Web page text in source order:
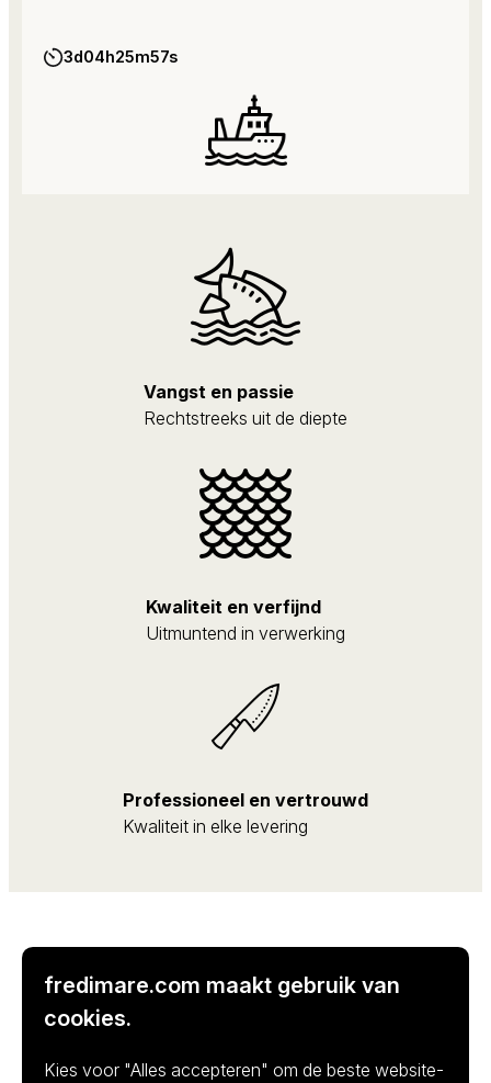
3d04h25m56s
Vangst en passie
Rechtstreeks uit de diepte
Kwaliteit en verfijnd
Uitmuntend in verwerking
Professioneel en vertrouwd
Kwaliteit in elke levering
Omschrijving
fredimare.com maakt gebruik van
cookies.
Kies voor "Alles accepteren" om de beste website-